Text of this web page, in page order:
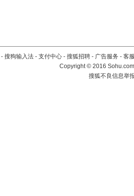
- 搜狗输入法 - 支付中心 - 搜狐招聘 - 广告服务 - 客
Copyright©2016
搜狐不良信息举